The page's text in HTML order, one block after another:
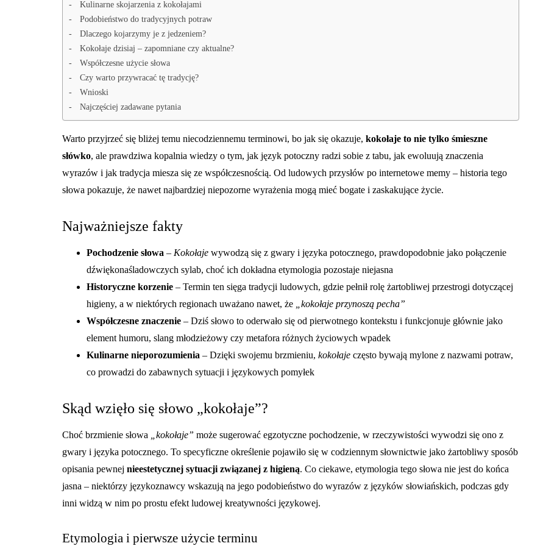
Kulinarne skojarzenia z kokołajami
Podobieństwo do tradycyjnych potraw
Dlaczego kojarzymy je z jedzeniem?
Kokołaje dzisiaj – zapomniane czy aktualne?
Współczesne użycie słowa
Czy warto przywracać tę tradycję?
Wnioski
Najczęściej zadawane pytania
Warto przyjrzeć się bliżej temu niecodziennemu terminowi, bo jak się okazuje, kokołaje to nie tylko śmieszne
słówko, ale prawdziwa kopalnia wiedzy o tym, jak język potoczny radzi sobie z tabu, jak ewoluują znaczenia
wyrazów i jak tradycja miesza się ze współczesnością. Od ludowych przysłów po internetowe memy – historia tego
słowa pokazuje, że nawet najbardziej niepozorne wyrażenia mogą mieć bogate i zaskakujące życie.
Najważniejsze fakty
Pochodzenie słowa – Kokołaje wywodzą się z gwary i języka potocznego, prawdopodobnie jako połączenie
dźwiękonaśladowczych sylab, choć ich dokładna etymologia pozostaje niejasna
Historyczne korzenie – Termin ten sięga tradycji ludowych, gdzie pełnił rolę żartobliwej przestrogi dotyczącej
higieny, a w niektórych regionach uważano nawet, że
„kokołaje przynoszą pecha”
Współczesne znaczenie – Dziś słowo to oderwało się od pierwotnego kontekstu i funkcjonuje głównie jako
element humoru, slang młodzieżowy czy metafora różnych życiowych wpadek
Kulinarne nieporozumienia – Dzięki swojemu brzmieniu, kokołaje często bywają mylone z nazwami potraw,
co prowadzi do zabawnych sytuacji i językowych pomyłek
Skąd wzięło się słowo „kokołaje”?
Choć brzmienie słowa „kokołaje” może sugerować egzotyczne pochodzenie, w rzeczywistości wywodzi się ono z
gwary i języka potocznego. To specyficzne określenie pojawiło się w codziennym słownictwie jako żartobliwy sposób
opisania pewnej nieestetycznej sytuacji związanej z higieną. Co ciekawe, etymologia tego słowa nie jest do końca
jasna – niektórzy językoznawcy wskazują na jego podobieństwo do wyrazów z języków słowiańskich, podczas gdy
inni widzą w nim po prostu efekt ludowej kreatywności językowej.
Etymologia i pierwsze użycie terminu